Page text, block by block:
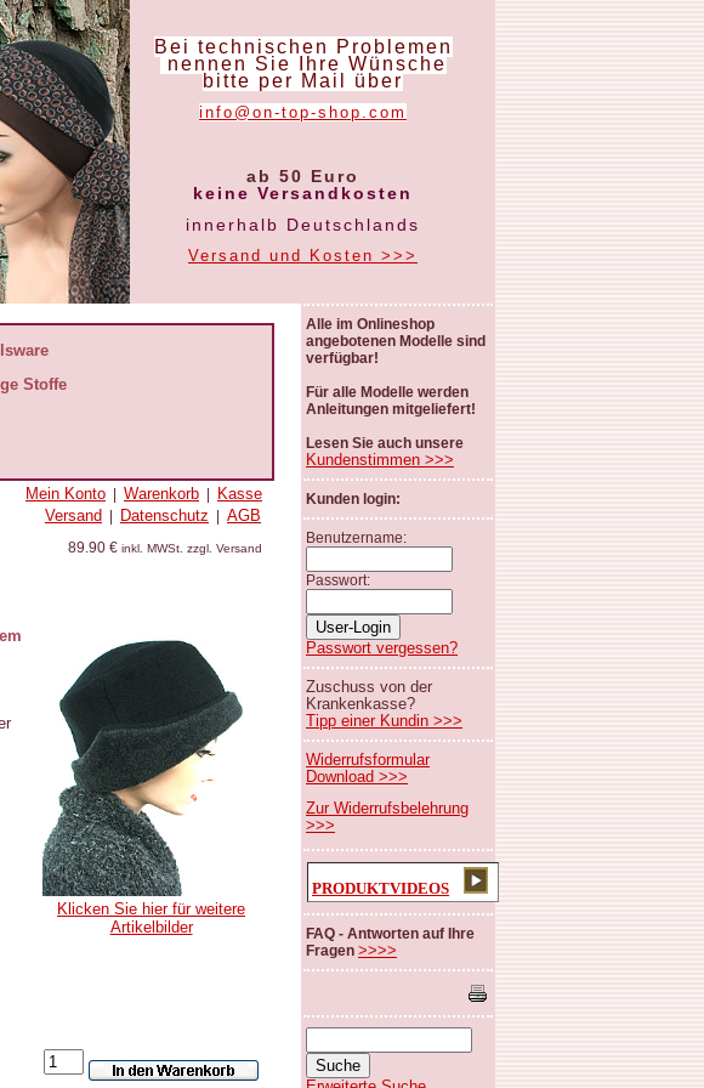
Bei technischen Problemen
nennen Sie Ihre Wünsche
bitte per Mail über
info@on-top-shop.com
ab 50 Euro
keine Versandkosten
innerhalb Deutschlands
Versand und Kosten >>>
Stoffe
Mein Konto Warenkorb
Kasse
Versand
Datenschutz AGB
89.90 € inkl. MWSt. zzgl. Versand
Klicken Sie hier für weitere
Artikelbilder
Alle im Onlineshop
angebotenen Modelle sind
verfügbar!
Für alle Modelle werden
Anleitungen mitgeliefert!
Lesen Sie auch unsere
Kundenstimmen >>>
Kunden login:
Benutzername:
Passwort:
Passwort vergessen?
Zuschuss von der
Krankenkasse?
Tipp einer Kundin >>>
Widerrufsformular
Download >>>
Zur Widerrufsbelehrung
>>>
PRODUKTVIDEOS
FAQ - Antworten auf Ihre
Fragen >>>>